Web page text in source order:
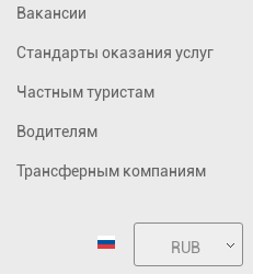
Вакансии
Стандарты оказания услуг
Частным туристам
Водителям
Трансферным компаниям
RUB